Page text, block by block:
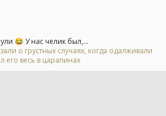
😂 У нас челик был,...
о грустных случаях, когда одалживали
его весь в царапинах